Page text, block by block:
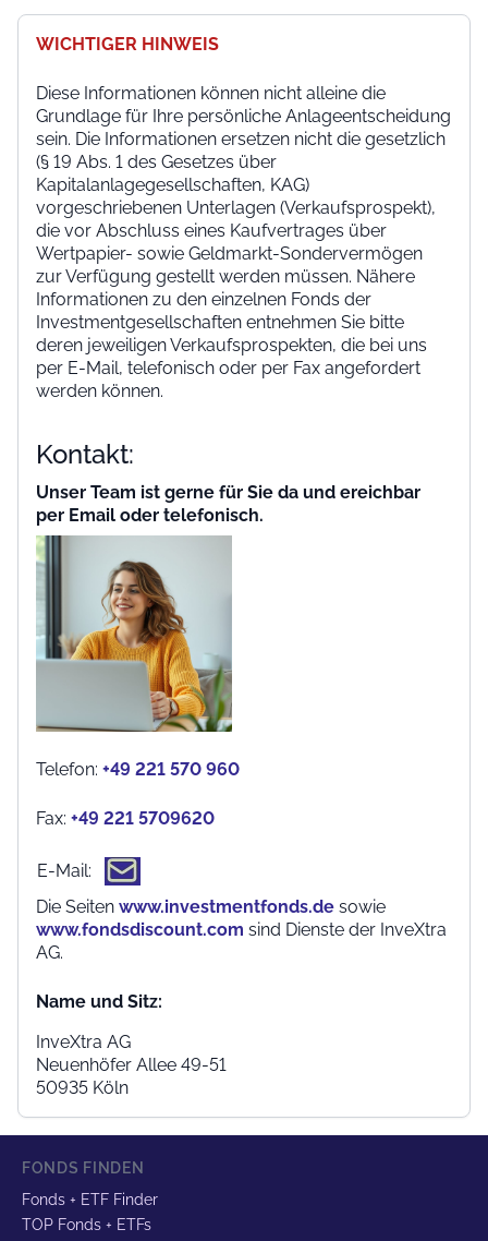
Grundlage für Ihre persönliche Anlageentscheidung
sein. Die Informationen ersetzen nicht die gesetzlich
(§ 19 Abs. 1 des Gesetzes über
Kapitalanlagegesellschaften, KAG)
vorgeschriebenen Unterlagen (Verkaufsprospekt),
die vor Abschluss eines Kaufvertrages über
Wertpapier- sowie Geldmarkt-Sondervermögen
zur Verfügung gestellt werden müssen. Nähere
Informationen zu den einzelnen Fonds der
Investmentgesellschaften entnehmen Sie bitte
deren jeweiligen Verkaufsprospekten, die bei uns
per E-Mail, telefonisch oder per Fax angefordert
werden können.
per Email oder telefonisch.
Die Seitenwww.investmentfonds.de
www.fondsdiscount.comsind Dienste der InveXtra
AG.
Neuenhöfer Allee 49-51
50935 Köln
TOP Fonds + ETFs
Sparplan Fonds + ETFs